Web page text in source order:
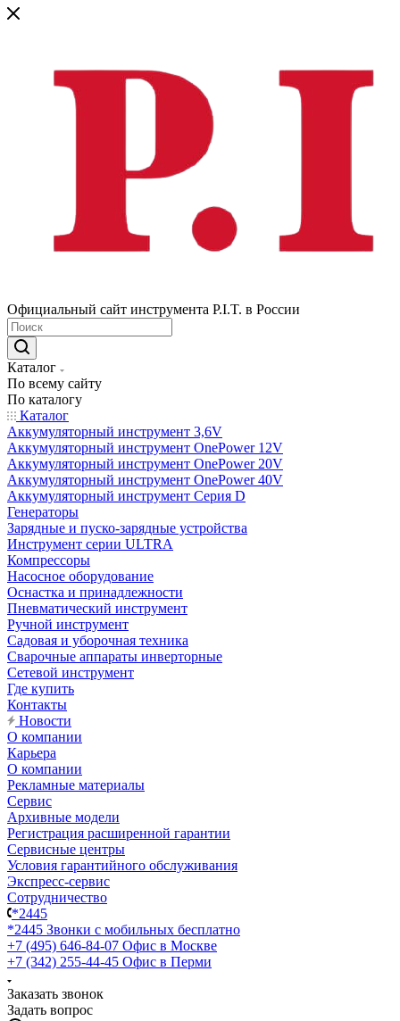
Официальный сайт инструмента P.I.T. в России
Каталог
По всему сайту
По каталогу
Каталог
Аккумуляторный инструмент 3,6V
Аккумуляторный инструмент OnePower 12V
Аккумуляторный инструмент OnePower 20V
Аккумуляторный инструмент OnePower 40V
Аккумуляторный инструмент Серия D
Генераторы
Зарядные и пуско-зарядные устройства
Инструмент серии ULTRA
Компрессоры
Насосное оборудование
Оснастка и принадлежности
Пневматический инструмент
Ручной инструмент
Садовая и уборочная техника
Сварочные аппараты инверторные
Сетевой инструмент
Где купить
Контакты
Новости
О компании
Карьера
О компании
Рекламные материалы
Сервис
Архивные модели
Регистрация расширенной гарантии
Сервисные центры
Условия гарантийного обслуживания
Экспресс-сервис
Сотрудничество
*2445
*2445 Звонки с мобильных бесплатно
+7 (495) 646-84-07 Офис в Москве
+7 (342) 255-44-45 Офис в Перми
Заказать звонок
Задать вопрос